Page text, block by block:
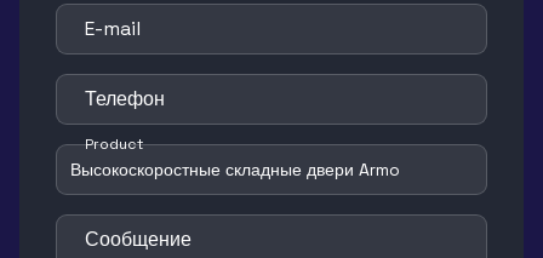
E-mail
Телефон
Product
Сообщение